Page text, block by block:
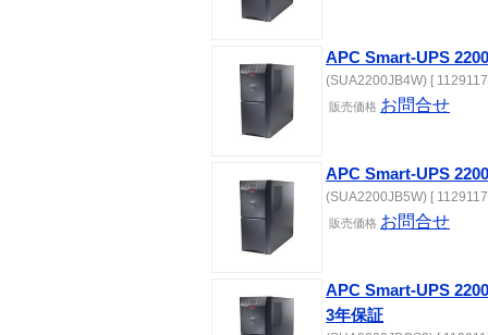
APC Smart-UPS
(SUA2200JB4W) [
販売価格 お問合せ
APC Smart-UPS
(SUA2200JB5W) [
販売価格 お問合せ
APC Smart-UPS
3年保証